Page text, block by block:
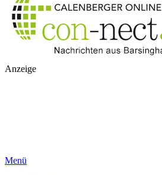
Anzeige
Menü